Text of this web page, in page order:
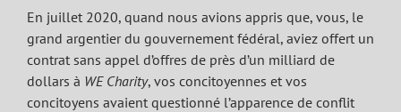
En juillet 2020, quand nous avions appris que, vous, le
grand argentier du gouvernement fédéral, aviez offert un
contrat sans appel d’offres de près d’un milliard de
dollars à WE Charity, vos concitoyennes et vos
concitoyens avaient questionné l’apparence de conflit